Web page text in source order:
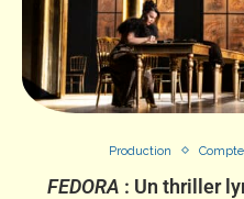
Production
FEDORA : Un thriller